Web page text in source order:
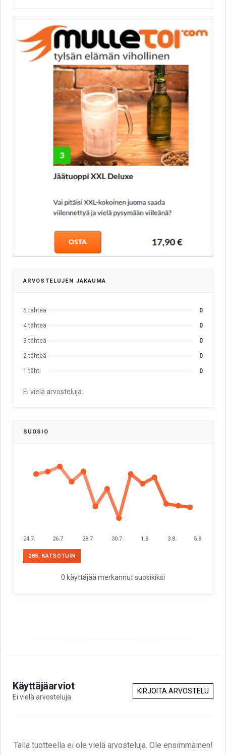
ARVOSTELUJEN JAKAUMA
5 tähteä 0
4 tähteä 0
3 tähteä 0
2 tähteä 0
1 tähti 0
Ei vielä arvosteluja.
SUOSIO
24.7. 26.7. 28.7. 30.7. 1.8. 3.8. 5.8.
285. KATSOTUIN
0 käyttäjää merkannut suosikiksi
Käyttäjäarviot
Ei vielä arvosteluja
KIRJOITA ARVOSTELU
Tällä tuotteella ei ole vielä arvosteluja. Ole ensimmäinen!